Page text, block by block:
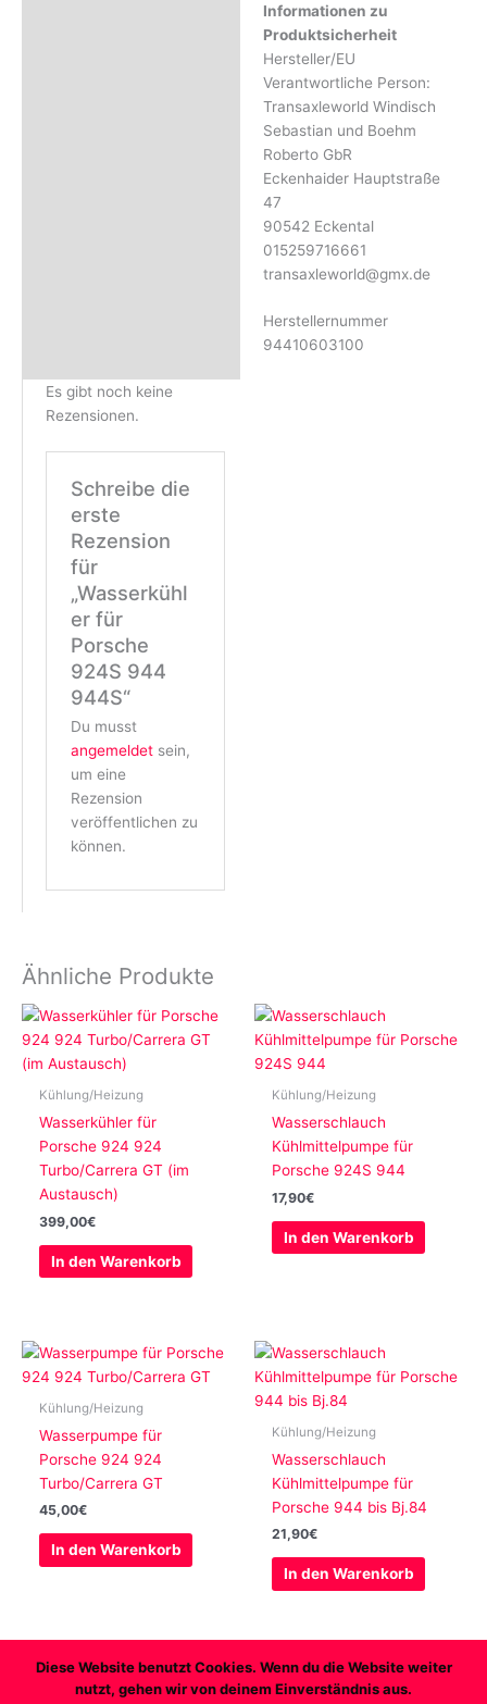
Informationen zu
Produktsicherheit
Hersteller/EU
Verantwortliche Person:
Transaxleworld Windisch
Sebastian und Boehm
Roberto GbR
Eckenhaider Hauptstraße
47
90542 Eckental
015259716661
transaxleworld@gmx.de
Herstellernummer
94410603100
Es gibt noch keine
Rezensionen.
Schreibe die
erste
Rezension
für
„Wasserkühl
er für
Porsche
924S 944
944S“
Du musst
angemeldet sein,
um eine
Rezension
veröffentlichen zu
können.
Ähnliche Produkte
Kühlung/Heizung
Wasserkühler für
Porsche 924 924
Turbo/Carrera GT (im
Austausch)
399,00€
In den Warenkorb
Kühlung/Heizung
Wasserschlauch
Kühlmittelpumpe für
Porsche 924S 944
17,90€
In den Warenkorb
Kühlung/Heizung
Wasserpumpe für
Porsche 924 924
Turbo/Carrera GT
45,00€
In den Warenkorb
Kühlung/Heizung
Wasserschlauch
Kühlmittelpumpe für
Porsche 944 bis Bj.84
21,90€
In den Warenkorb
Diese Website benutzt Cookies. Wenn du die Website weiter
nutzt, gehen wir von deinem Einverständnis aus.